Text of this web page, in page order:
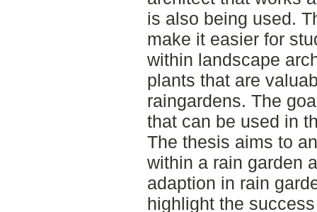
is also being used.
make it easier for
within landscape
plants that are
raingardens. The
that can be used in
The thesis aims to
within a rain garden
adaption in rain
highlight the